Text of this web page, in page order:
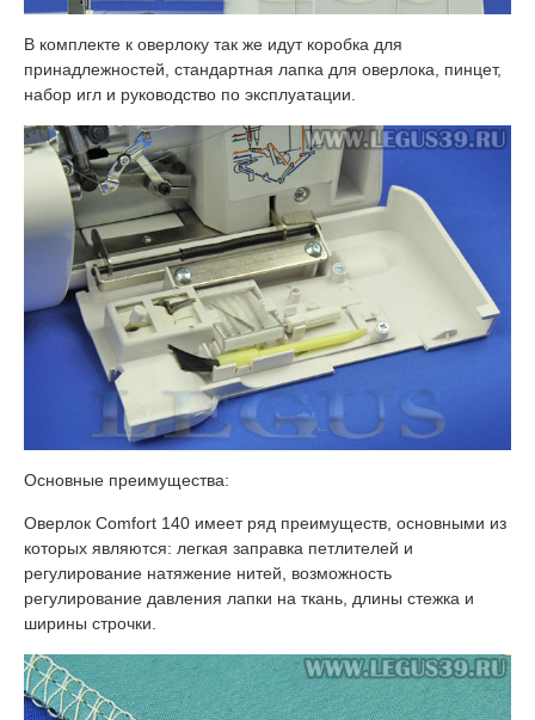
В комплекте к оверлоку так же идут коробка для
принадлежностей, стандартная лапка для оверлока, пинцет,
набор игл и руководство по эксплуатации.
Основные преимущества:
Оверлок Comfort 140 имеет ряд преимуществ, основными из
которых являются: легкая заправка петлителей и
регулирование натяжение нитей, возможность
регулирование давления лапки на ткань, длины стежка и
ширины строчки.